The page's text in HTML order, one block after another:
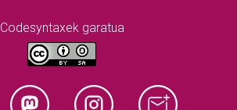
Codesyntaxek garatua